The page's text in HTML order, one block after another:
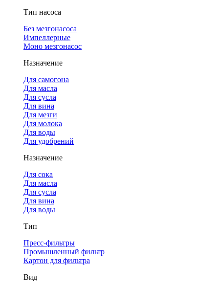
Тип насоса
Без мезгонасоса
Импеллерные
Моно мезгонасос
Назначение
Для самогона
Для масла
Для сусла
Для вина
Для мезги
Для молока
Для воды
Для удобрений
Назначение
Для сока
Для масла
Для сусла
Для вина
Для воды
Тип
Пресс-фильтры
Промышленный фильтр
Картон для фильтра
Вид